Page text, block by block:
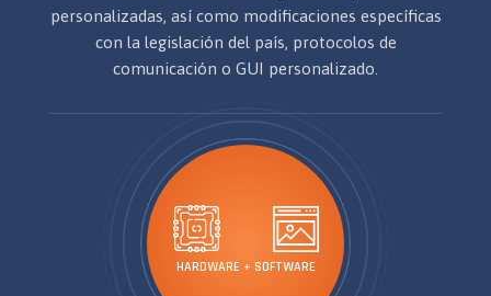
personalizadas, así como modificaciones específicas
con la legislación del país, protocolos de
comunicación o GUI personalizado.
HARDWARE + SOFTWARE